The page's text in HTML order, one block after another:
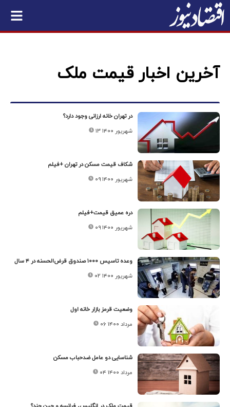
آخرین اخبار قیمت ملک
در تهران خانه ارزانی وجود دارد؟
۱۳ شهریور ۱۴۰۰
شکاف قیمت مسکن در تهران +فیلم
۰۹ شهریور ۱۴۰۰
دره عمیق قیمت+فیلم
۰۹ شهریور ۱۴۰۰
وعده تاسیس ۱۰۰۰ صندوق قرض‌الحسنه در ۴ سال
۰۲ شهریور ۱۴۰۰
وضعیت قرمز بازار خانه‌ اول
۰۶ مرداد ۱۴۰۰
شناسایی دو عامل ضدحباب مسکن
۰۴ مرداد ۱۴۰۰